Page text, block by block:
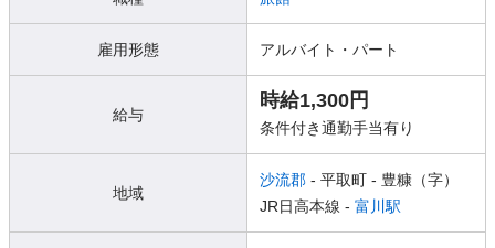
雇用形態 アルバイト・パート
給与
時給1,300円
条件付き通勤手当有り
地域
沙流郡 - 平取町 - 豊糠（字）
JR日高本線 - 富川駅